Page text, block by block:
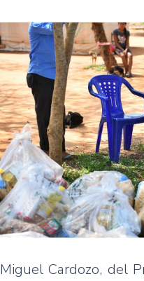
Miguel Cardozo, del